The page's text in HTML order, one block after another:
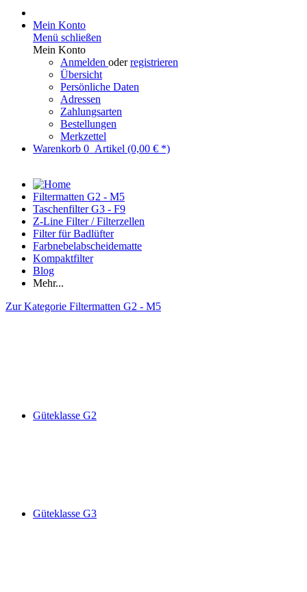
Mein Konto
Menü schließen
Mein Konto
Anmelden oderregistrieren
Übersicht
Persönliche Daten
Adressen
Zahlungsarten
Bestellungen
Merkzettel
Warenkorb 0 Artikel (0,00 € *)
Filtermatten G2 - M5
Taschenfilter G3 - F9
Z-Line Filter / Filterzellen
Filter für Badlüfter
Farbnebelabscheidematte
Kompaktfilter
Blog
Mehr...
Zur Kategorie Filtermatten G2 - M5
Güteklasse G2
Güteklasse G3